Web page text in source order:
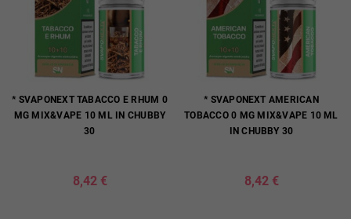
* SVAPONEXT TABACCO E RHUM 0
MG MIX&VAPE 10 ML IN CHUBBY
30
8,42 €
* SVAPONEXT AMERICAN
TOBACCO 0 MG MIX&VAPE 10 ML
IN CHUBBY 30
8,42 €